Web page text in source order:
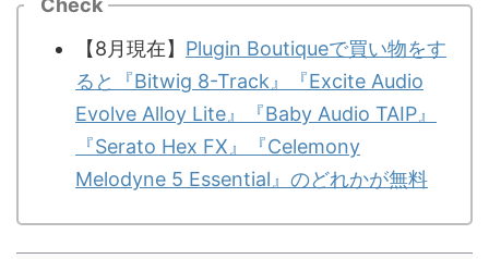
【8月現在】 Plugin Boutiqueで買い物をす
ると『Bitwig 8-Track』『Excite Audio
Evolve Alloy Lite』『Baby Audio TAIP』
『Serato Hex FX』『Celemony
Melodyne 5 Essential』のどれかが無料